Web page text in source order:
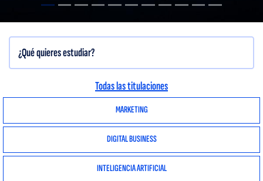
MARKETING
DIGITAL BUSINESS
INTELIGENCIA ARTIFICIAL
Todas las titulaciones